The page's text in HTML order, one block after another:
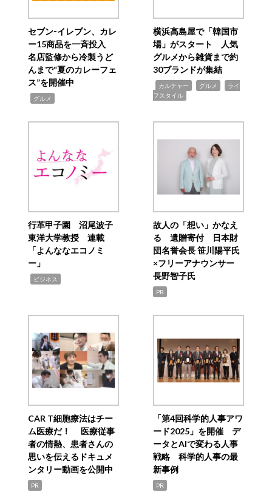
セブン‐イレブン、カレ
ー15商品を一斉投入
名店監修から冷製うど
んまで“夏のカレーフェ
ス”を開催中
グルメ
横浜高島屋で「韓国市
場」がスタート 人気
グルメから雑貨まで約
30ブランドが集結
カルチャー グルメ
ライ
フスタイル
行革甲子園 沼尾波子
東洋大学教授 連載
「よんななエコノミ
ー」
ビジネス
故人の「想い」かなえ
る 遺贈寄付 日本財
団名誉会長 笹川陽平氏
×フリーアナウンサー
長野智子氏
PR
CAR T細胞療法はチー
ム医療だ！ 医療従事
者の情熱、患者さんの
思いを伝えるドキュメ
ンタリー動画を公開中
PR
「第4回科学的人事アワ
ード2025」を開催 デ
ータとAIで変わる人事
戦略 科学的人事の最
新事例
PR